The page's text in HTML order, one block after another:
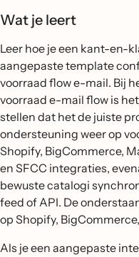
Wat je leert
Leer hoe je een kant-en-
aangepaste template
voorraad flow e-mail. Bij
voorraad e-mail flow is
stellen dat het de juiste
ondersteuning weer op
Shopify, BigCommerce,
en SFCC integraties,
bewuste catalogi
feed of API. De
op Shopify,
Als je een aangepaste